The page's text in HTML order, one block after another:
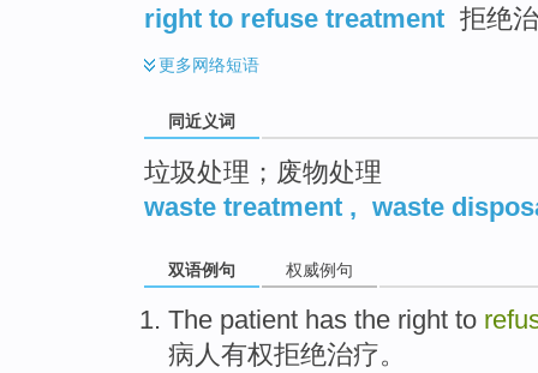
right to refuse treatment 拒绝
更多网络短语
同近义词
垃圾处理；废物处理
waste treatment , waste
双语例句 权威例句
The patient has the right to
病人有权拒绝治疗。